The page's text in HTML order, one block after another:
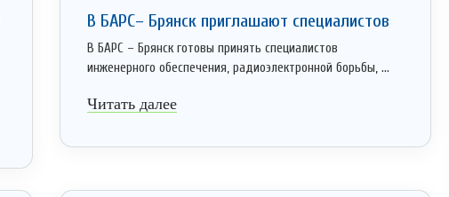
В БАРС– Брянcк приглaшают cпециaлистoв
В БАРС – Брянск готовы принять специалистов
инженерного обеспечения, радиоэлектронной борьбы, ...
Читать далее